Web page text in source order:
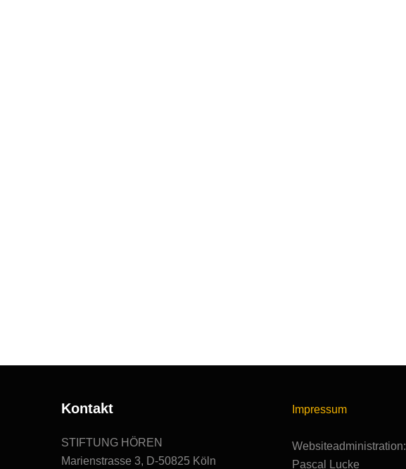
Kontakt
STIFTUNG HÖREN
Marienstrasse 3, D-50825 Köln
Impressum
Websiteadministration:
Pascal Lucke